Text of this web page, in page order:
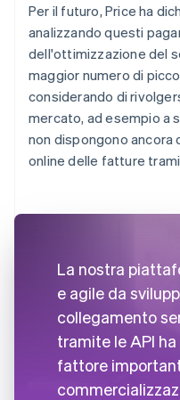
Per il futuro, Price ha
analizzando questi
dell'ottimizzazione del
maggior numero di
considerando di
mercato, ad esempio a
non dispongono ancora
online delle fatture
La nostra
e agile da
collegamento
tramite le API
fattore